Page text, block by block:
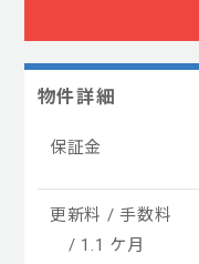
物件詳細
保証金
更新料 / 手数料
/ 1.1 ケ月